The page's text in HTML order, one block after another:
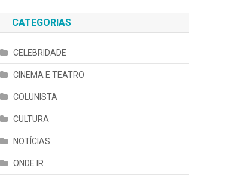
CATEGORIAS
CELEBRIDADE
CINEMA E TEATRO
COLUNISTA
CULTURA
NOTÍCIAS
ONDE IR